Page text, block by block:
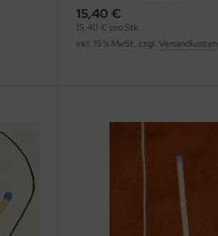
15,40 €
15,40 € pro Stk
inkl. 19 % MwSt. zzgl.Versandkosten